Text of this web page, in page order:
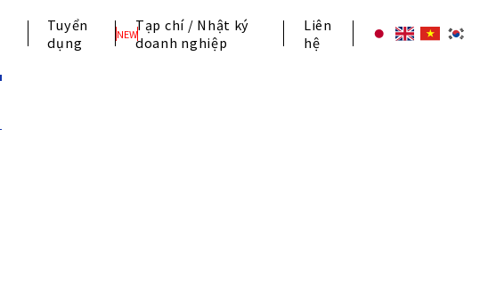
Tuyển
dụng
NEWTạp chí / Nhật ký
doanh nghiệp
Liên
hệ